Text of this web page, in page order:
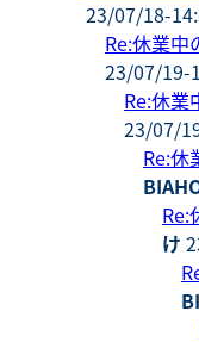
23/07/18-
Re:休業中
23/07/19-
Re:休業
23/07/
Re:休
Re:
け